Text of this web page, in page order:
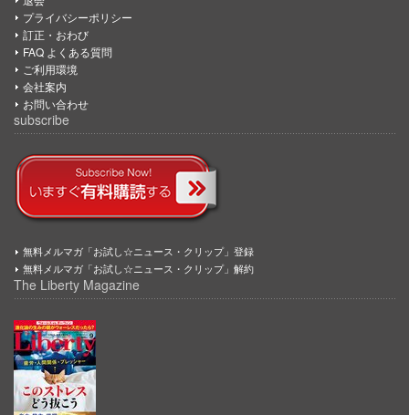
プライバシーポリシー
訂正・おわび
FAQ よくある質問
ご利用環境
会社案内
お問い合わせ
subscribe
無料メルマガ「お試し☆ニュース・クリップ」登録
無料メルマガ「お試し☆ニュース・クリップ」解約
The Liberty Magazine